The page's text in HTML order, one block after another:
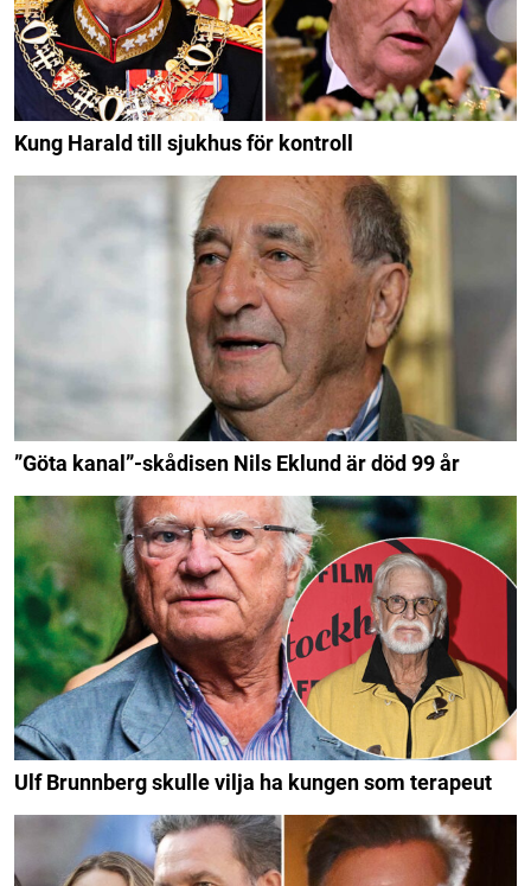
Kung Harald till sjukhus för kontroll
”Göta kanal”-skådisen Nils Eklund är död 99 år
Ulf Brunnberg skulle vilja ha kungen som terapeut